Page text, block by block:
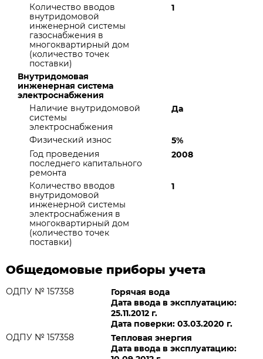
Количество вводов
внутридомовой
инженерной системы
газоснабжения в
многоквартирный дом
(количество точек
поставки)
1
Внутридомовая
инженерная система
электроснабжения
Наличие внутридомовой
системы
электроснабжения
Да
Физический износ
5%
Год проведения
последнего капитального
ремонта
2008
Количество вводов
внутридомовой
инженерной системы
электроснабжения в
многоквартирный дом
(количество точек
поставки)
1
Общедомовые приборы учета
ОДПУ № 157358
Горячая вода
Дата ввода в эксплуатацию:
25.11.2012 г.
Дата поверки: 03.03.2020 г.
ОДПУ № 157358
Тепловая энергия
Дата ввода в эксплуатацию: